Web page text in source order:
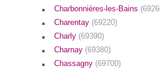
Charbonnières-les-Bains
Charentay (69220)
Charly (69390)
Charnay (69380)
Chassagny (69700)